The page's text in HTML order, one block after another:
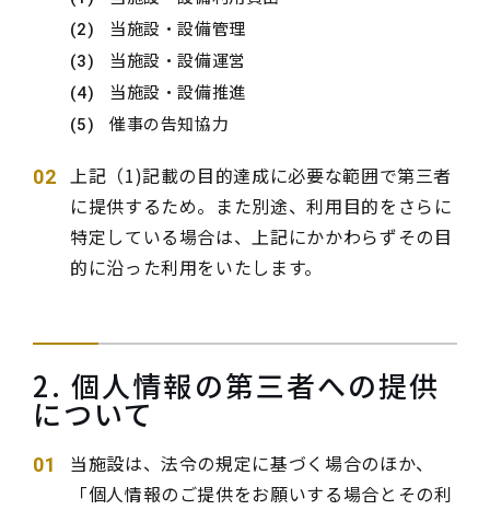
当施設・設備管理
当施設・設備運営
当施設・設備推進
催事の告知協力
上記（1)記載の目的達成に必要な範囲で第三者
に提供するため。また別途、利用目的をさらに
特定している場合は、上記にかかわらずその目
的に沿った利用をいたします。
2. 個人情報の第三者への提供
について
当施設は、法令の規定に基づく場合のほか、
「個人情報のご提供をお願いする場合とその利